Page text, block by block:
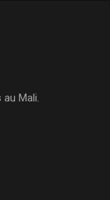
Mali.